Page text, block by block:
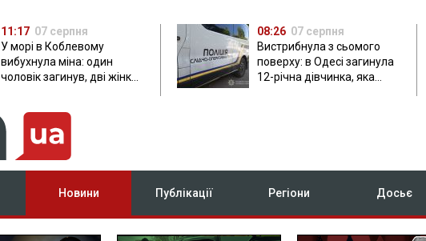
11:17 07 серпня
У морі в Коблевому
вибухнула міна: один
чоловік загинув, дві жінки
08:26 07 серпня
Вистрибнула з сьомого
поверху: в Одесі загинула
12-річна дівчинка, яка
Новини Публікації Регіони Досьє